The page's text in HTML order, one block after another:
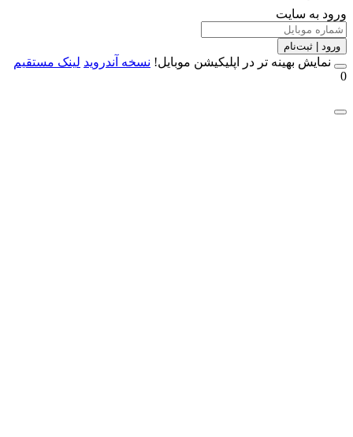
به سایت
| ثبت‌نام
بهینه تر در اپلیکیشن موبایل!نسخه آندروید لینک مستقیم